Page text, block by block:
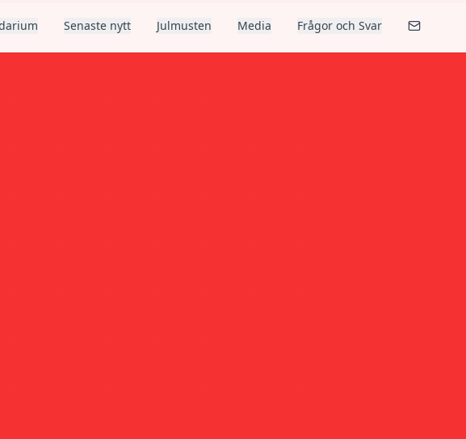
Senaste nytt Julmusten Media Frågor och Svar